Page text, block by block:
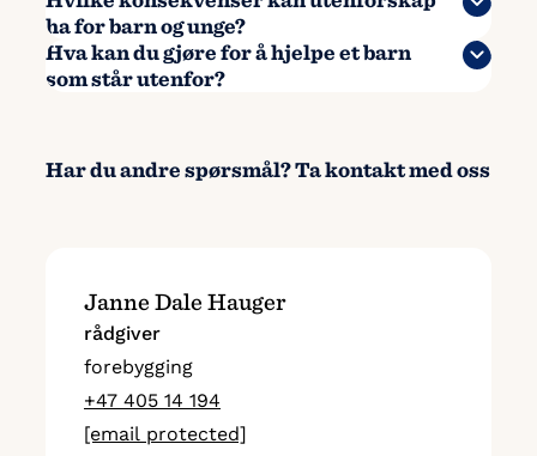
ha for barn og unge?
Hva kan du gjøre for å hjelpe et barn
som står utenfor?
Har du andre spørsmål? Ta kontakt med oss
Janne Dale Hauger
rådgiver
forebygging
+47 405 14 194
[email protected]